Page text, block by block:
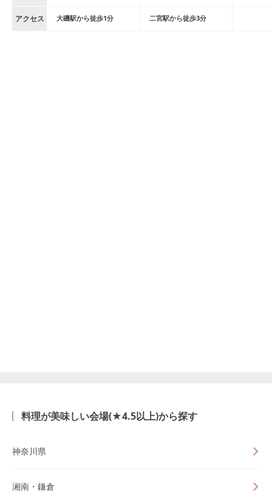
アクセス 大磯駅から徒歩1分 二宮駅から徒歩3分
料理が美味しい会場(★4.5以上)から探す
神奈川県
湘南・鎌倉